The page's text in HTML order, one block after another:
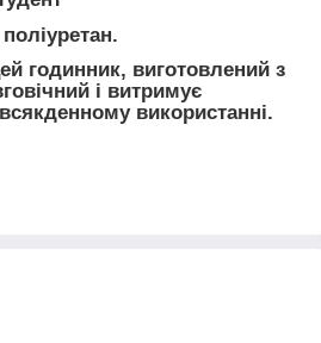
годинник, виготовлений з
і витримує
використанні.